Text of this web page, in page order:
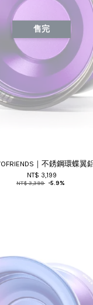
售完
｜不銹鋼環蝶翼
NT$ 3,199
NT$ 3,399 -5.9%